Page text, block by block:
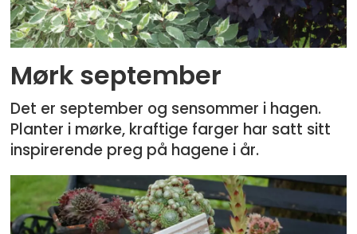
Mørk september
Det er september og sensommer i hagen.
Planter i mørke, kraftige farger har satt sitt
inspirerende preg på hagene i år.